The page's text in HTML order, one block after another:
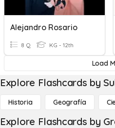
Alejandro Rosario
8 Q KG - 12th
Load
Explore Flashcards by
Historia Geografía
Explore Flashcards by